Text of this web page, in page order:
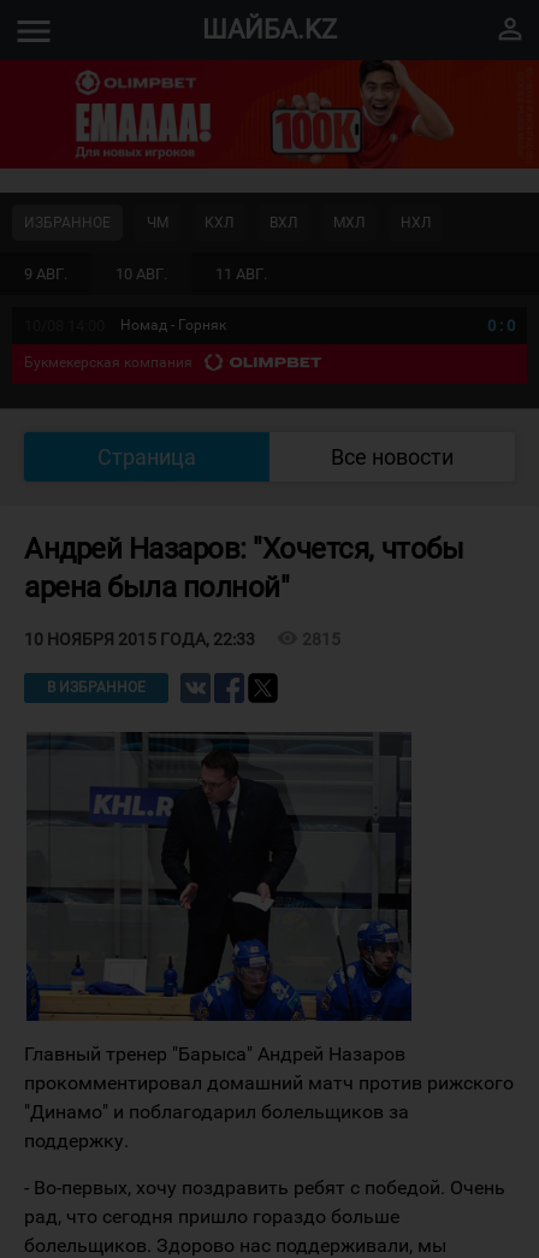
menu ШАЙБА.KZ perm_identity
9 АВГ. 10 АВГ. 11 АВГ.
ИЗБРАННОЕ ЧМ КХЛ ВХЛ МХЛ НХЛ
Номад - Горняк 0 : 0
Букмекерская компания
Страница Все новости
Андрей Назаров: "Хочется, чтобы
арена была полной"
10 НОЯБРЯ 2015 ГОДА, 22:33 2815
В ИЗБРАННОЕ
Главный тренер "Барыса" Андрей Назаров
прокомментировал домашний матч против рижского
"Динамо" и поблагодарил болельщиков за
поддержку.
- Во-первых, хочу поздравить ребят с победой. Очень
рад, что сегодня пришло гораздо больше
болельщиков. Здорово нас поддерживали, мы